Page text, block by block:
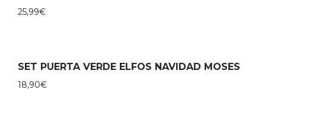
25,99€
SET PUERTA VERDE ELFOS NAVIDAD MOSES
18,90€